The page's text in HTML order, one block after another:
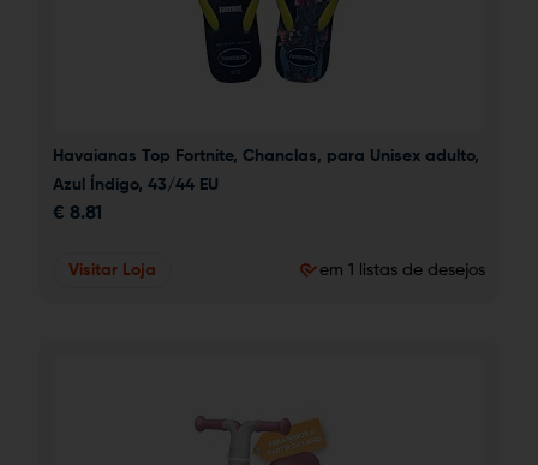
Havaianas Top Fortnite, Chanclas, para Unisex adulto,
Azul Índigo, 43/44 EU
€ 8.81
Visitar Loja em 1 listas de desejos